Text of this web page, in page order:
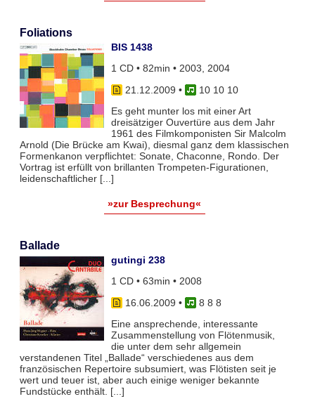
Foliations
BIS 1438
1 CD • 82min • 2003, 2004
21.12.2009 •
10 10 10
Es geht munter los mit einer Art
dreisätziger Ouvertüre aus dem Jahr
1961 des Filmkomponisten Sir Malcolm
Arnold (Die Brücke am Kwai), diesmal ganz dem klassischen
Formenkanon verpflichtet: Sonate, Chaconne, Rondo. Der
Vortrag ist erfüllt von brillanten Trompeten-Figurationen,
leidenschaftlicher [...]
»zur Besprechung«
Ballade
gutingi 238
1 CD • 63min • 2008
16.06.2009 •
8 8 8
Eine ansprechende, interessante
Zusammenstellung von Flötenmusik,
die unter dem sehr allgemein
verstandenen Titel „Ballade“ verschiedenes aus dem
französischen Repertoire subsumiert, was Flötisten seit je
wert und teuer ist, aber auch einige weniger bekannte
Fundstücke enthält. [...]